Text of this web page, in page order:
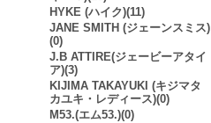
HYKE (ハイク)(11)
JANE SMITH (ジェーンスミス)
(0)
J.B ATTIRE(ジェービーアタイ
ア)(3)
KIJIMA TAKAYUKI (キジマタ
カユキ・レディース)(0)
M53.(エム53.)(0)